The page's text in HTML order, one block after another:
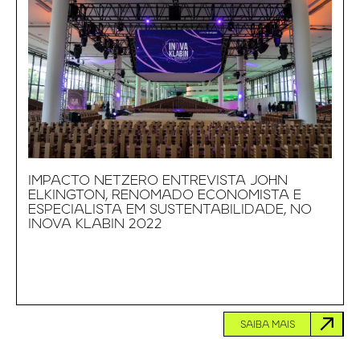
IMPACTO NETZERO ENTREVISTA JOHN
ELKINGTON, RENOMADO ECONOMISTA E
ESPECIALISTA EM SUSTENTABILIDADE, NO
INOVA KLABIN 2022
SAIBA MAIS